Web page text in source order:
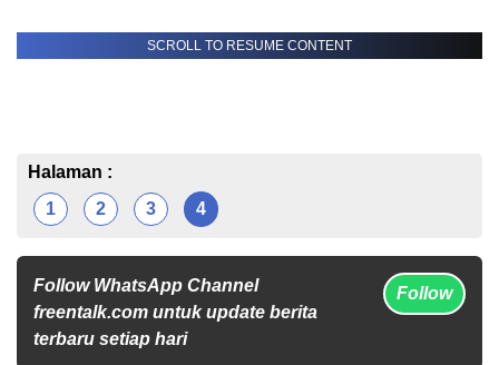
SCROLL TO RESUME CONTENT
Halaman :
1
2 3 4
Follow WhatsApp Channel
freentalk.com untuk update berita
terbaru setiap hari
Follow